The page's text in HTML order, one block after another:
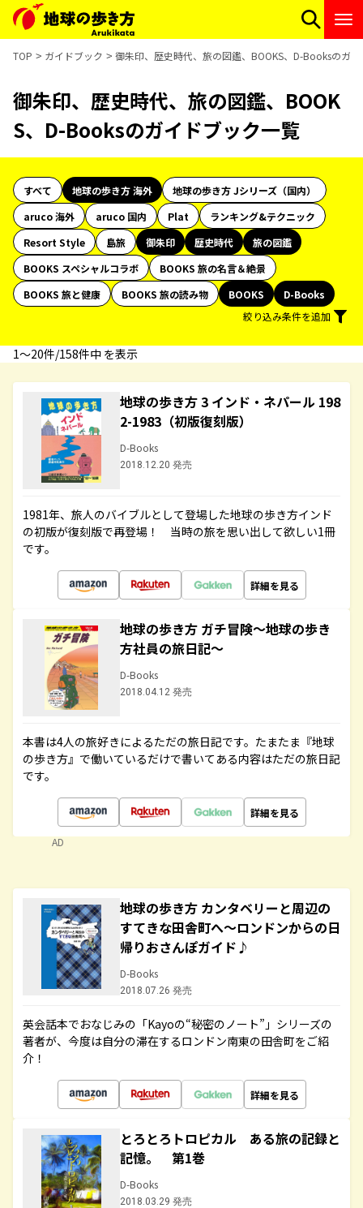
TOP ガイドブック 御朱印、歴史時代、旅の図鑑、BOOKS、D-Booksのガ
御朱印、歴史時代、旅の図鑑、BOOK
S、D-Booksのガイドブック一覧
すべて 地球の歩き方 海外
地球の歩き方 Jシリーズ（国内）
aruco 海外
aruco 国内 Plat
ランキング&テクニック
Resort Style
島旅 御朱印 歴史時代
旅の図鑑
BOOKS スペシャルコラボ
BOOKS 旅の名言＆絶景
BOOKS 旅と健康
BOOKS 旅の読み物 BOOKS
D-Books
絞り込み条件を追加
1〜20件/158件中 を表示
地球の歩き方 3 インド・ネパール 198
2-1983（初版復刻版）
D-Books
2018.12.20 発売
1981年、旅人のバイブルとして登場した地球の歩き方インド
の初版が復刻版で再登場！ 当時の旅を思い出して欲しい1冊
です。
詳細を見る
地球の歩き方 ガチ冒険～地球の歩き
方社員の旅日記～
D-Books
2018.04.12 発売
本書は4人の旅好きによるただの旅日記です。たまたま『地球
の歩き方』で働いているだけで書いてある内容はただの旅日記
です。
詳細を見る
AD
地球の歩き方 カンタベリーと周辺の
すてきな田舎町へ～ロンドンからの日
帰りおさんぽガイド♪
D-Books
2018.07.26 発売
英会話本でおなじみの「Kayoの“秘密のノート”」シリーズの
著者が、今度は自分の滞在するロンドン南東の田舎町をご紹
介！
詳細を見る
とろとろトロピカル ある旅の記録と
記憶。 第1巻
D-Books
2018.03.29 発売